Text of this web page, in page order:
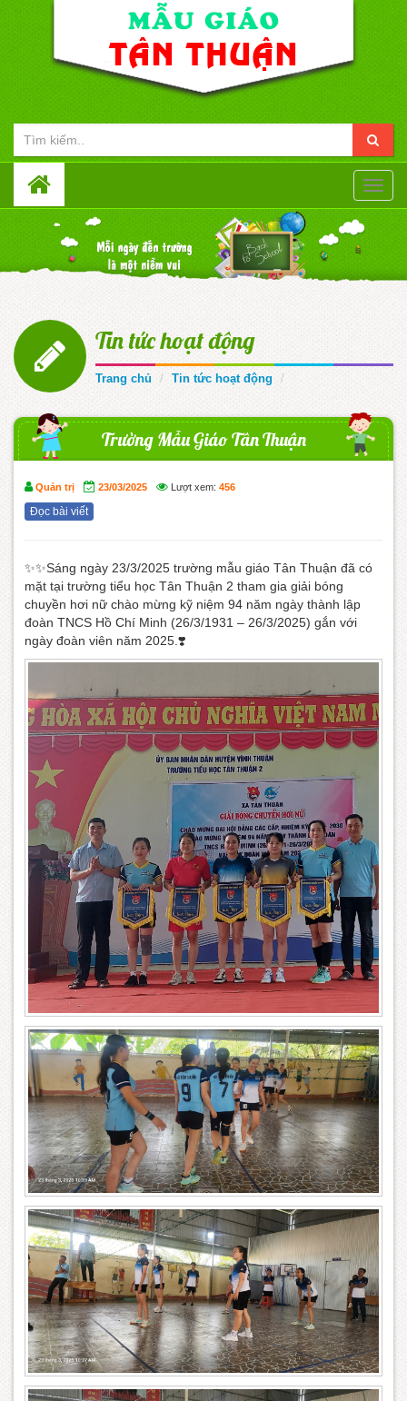
Toggle
Tin tức hoạt động
Trang chủ Tin tức hoạt động
Trường Mẫu Giáo Tân Thuận
Quản trị 23/03/2025 Lượt xem: 456
Đọc bài viết
✨️✨️Sáng ngày 23/3/2025 trường mẫu giáo Tân Thuận đã có
mặt tại trường tiểu học Tân Thuận 2 tham gia giải bóng
chuyền hơi nữ chào mừng kỹ niệm 94 năm ngày thành lập
đoàn TNCS Hồ Chí Minh (26/3/1931 – 26/3/2025) gắn với
ngày đoàn viên năm 2025.❣️